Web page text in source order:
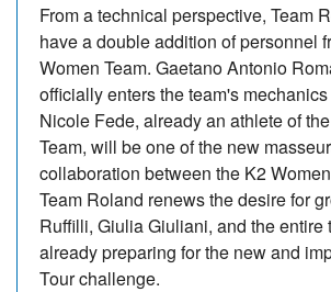
From a technical perspective, Team
have a double addition of personnel
Women Team. Gaetano Antonio
officially enters the team's
Nicole Fede, already an athlete of
Team, will be one of the new
collaboration between the K2
Team Roland renews the desire for
Ruffilli, Giulia Giuliani, and the entire
already preparing for the new and
Tour challenge.